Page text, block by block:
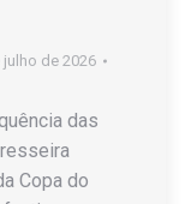
julho de 2026
das
Copa do